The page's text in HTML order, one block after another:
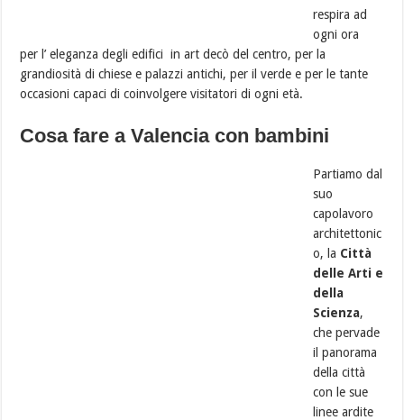
respira ad
ogni ora
per l’ eleganza degli edifici in art decò del centro, per la
grandiosità di chiese e palazzi antichi, per il verde e per le tante
occasioni capaci di coinvolgere visitatori di ogni età.
Cosa fare a Valencia con bambini
Partiamo dal
suo
capolavoro
architettonic
o, la Città
delle Arti e
della
Scienza,
che pervade
il panorama
della città
con le sue
linee ardite